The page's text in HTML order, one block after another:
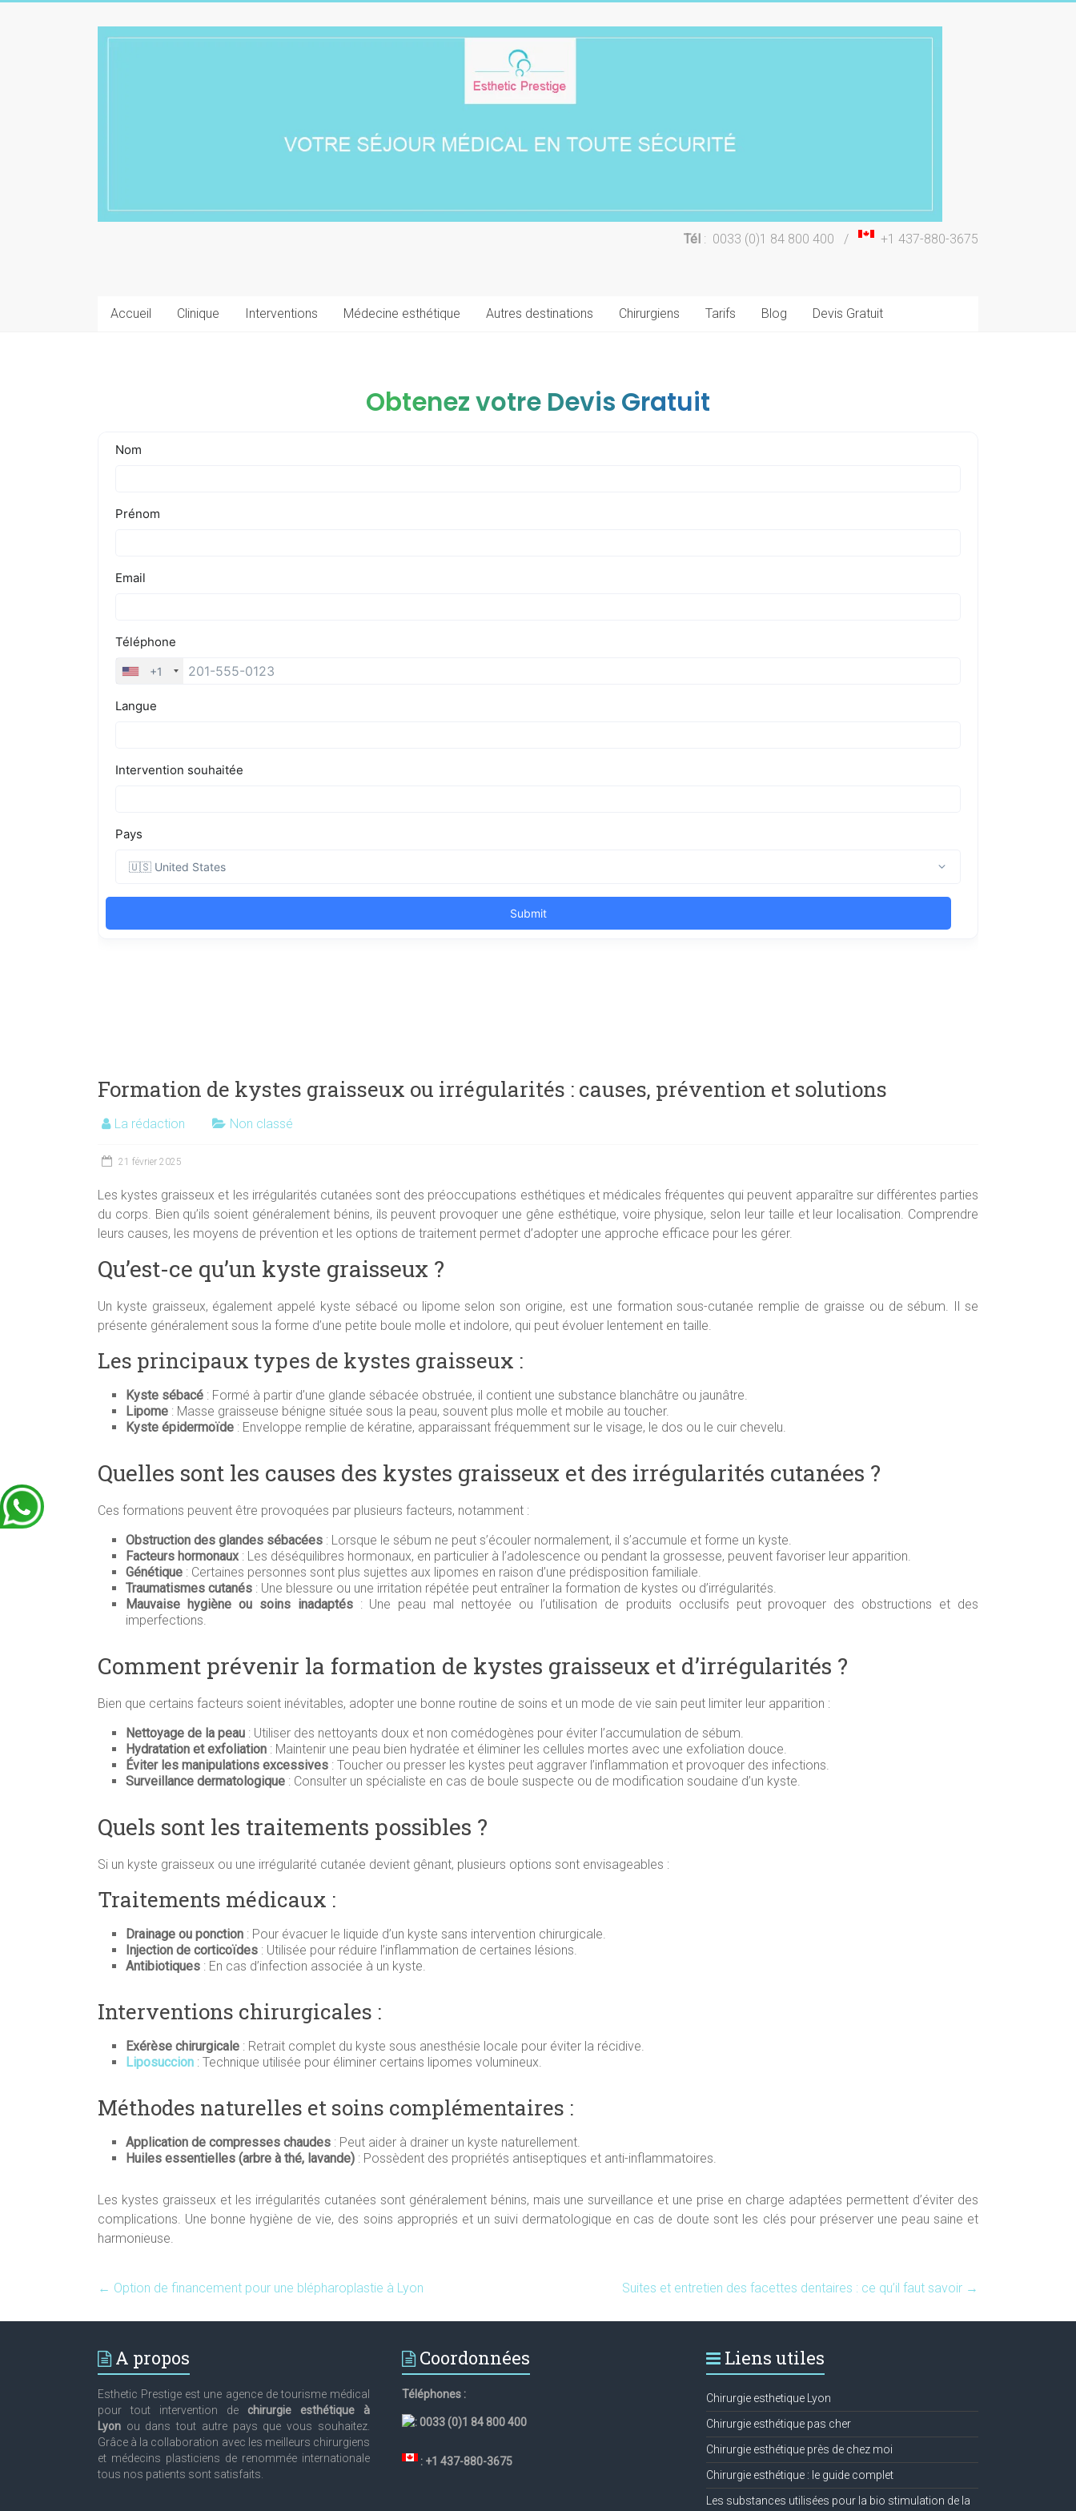
Chirurgie
Tél : 0033 (0)1 84 800 400 / +1 437-880-3675
Accueil Clinique Interventions Médecine esthétique Autres destinations Chirurgiens Tarifs Blog Devis Gratuit
Obtenez votre Devis Gratuit
Formation de kystes graisseux ou irrégularités : causes, prévention et solutions
La rédaction Non classé
21 février 2025
Les kystes graisseux et les irrégularités cutanées sont des préoccupations esthétiques et médicales fréquentes qui peuvent apparaître sur différentes parties
du corps. Bien qu’ils soient généralement bénins, ils peuvent provoquer une gêne esthétique, voire physique, selon leur taille et leur localisation. Comprendre
leurs causes, les moyens de prévention et les options de traitement permet d’adopter une approche efficace pour les gérer.
Qu’est-ce qu’un kyste graisseux ?
Un kyste graisseux, également appelé kyste sébacé ou lipome selon son origine, est une formation sous-cutanée remplie de graisse ou de sébum. Il se
présente généralement sous la forme d’une petite boule molle et indolore, qui peut évoluer lentement en taille.
Les principaux types de kystes graisseux :
Kyste sébacé : Formé à partir d’une glande sébacée obstruée, il contient une substance blanchâtre ou jaunâtre.
Lipome : Masse graisseuse bénigne située sous la peau, souvent plus molle et mobile au toucher.
Kyste épidermoïde : Enveloppe remplie de kératine, apparaissant fréquemment sur le visage, le dos ou le cuir chevelu.
Quelles sont les causes des kystes graisseux et des irrégularités cutanées ?
Ces formations peuvent être provoquées par plusieurs facteurs, notamment :
Obstruction des glandes sébacées : Lorsque le sébum ne peut s’écouler normalement, il s’accumule et forme un kyste.
Facteurs hormonaux: Les déséquilibres hormonaux, en particulier à l’adolescence ou pendant la grossesse, peuvent favoriser leur apparition.
Génétique : Certaines personnes sont plus sujettes aux lipomes en raison d’une prédisposition familiale.
Traumatismes cutanés : Une blessure ou une irritation répétée peut entraîner la formation de kystes ou d’irrégularités.
Mauvaise hygiène ou soins inadaptés: Une peau mal nettoyée ou l’utilisation de produits occlusifs peut provoquer des obstructions et des
imperfections.
Comment prévenir la formation de kystes graisseux et d’irrégularités ?
Bien que certains facteurs soient inévitables, adopter une bonne routine de soins et un mode de vie sain peut limiter leur apparition :
Nettoyage de la peau : Utiliser des nettoyants doux et non comédogènes pour éviter l’accumulation de sébum.
Hydratation et exfoliation : Maintenir une peau bien hydratée et éliminer les cellules mortes avec une exfoliation douce.
Éviter les manipulations excessives : Toucher ou presser les kystes peut aggraver l’inflammation et provoquer des infections.
Surveillance dermatologique : Consulter un spécialiste en cas de boule suspecte ou de modification soudaine d’un kyste.
Quels sont les traitements possibles ?
Si un kyste graisseux ou une irrégularité cutanée devient gênant, plusieurs options sont envisageables :
Traitements médicaux :
Drainage ou ponction : Pour évacuer le liquide d’un kyste sans intervention chirurgicale.
Injection de corticoïdes : Utilisée pour réduire l’inflammation de certaines lésions.
Antibiotiques : En cas d’infection associée à un kyste.
Interventions chirurgicales :
Exérèse chirurgicale : Retrait complet du kyste sous anesthésie locale pour éviter la récidive.
Liposuccion : Technique utilisée pour éliminer certains lipomes volumineux.
Méthodes naturelles et soins complémentaires :
Application de compresses chaudes : Peut aider à drainer un kyste naturellement.
Huiles essentielles (arbre à thé, lavande) : Possèdent des propriétés antiseptiques et anti-inflammatoires.
Les kystes graisseux et les irrégularités cutanées sont généralement bénins, mais une surveillance et une prise en charge adaptées permettent d’éviter des
complications. Une bonne hygiène de vie, des soins appropriés et un suivi dermatologique en cas de doute sont les clés pour préserver une peau saine et
harmonieuse.
← Option de financement pour une blépharoplastie à Lyon Suites et entretien des facettes dentaires : ce qu’il faut savoir →
A propos
Esthetic Prestige est une agence de tourisme médical
pour tout intervention de chirurgie esthétique à
Lyon ou dans tout autre pays que vous souhaitez.
Grâce à la collaboration avec les meilleurs chirurgiens
et médecins plasticiens de renommée internationale
tous nos patients sont satisfaits.
Coordonnées
Téléphones :
:0033 (0)1 84 800 400
: +1 437-880-3675
Liens utiles
Chirurgie esthetique Lyon
Chirurgie esthétique pas cher
Chirurgie esthétique près de chez moi
Chirurgie esthétique : le guide complet
Les substances utilisées pour la bio stimulation de la